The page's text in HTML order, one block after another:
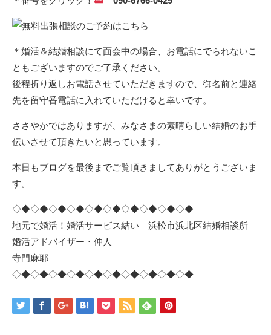
＊婚活＆結婚相談にて面会中の場合、お電話にでられないこ
ともございますのでご了承ください。
後程折り返しお電話させていただきますので、御名前と連絡
先を留守番電話に入れていただけると幸いです。
ささやかではありますが、みなさまの素晴らしい結婚のお手
伝いさせて頂きたいと思っています。
本日もブログを最後までご覧頂きましてありがとうございま
す。
◇◆◇◆◇◆◇◆◇◆◇◆◇◆◇◆◇◆◇◆
地元で婚活！婚活サービス結い 浜松市浜北区結婚相談所
婚活アドバイザー・仲人
寺門麻耶
◇◆◇◆◇◆◇◆◇◆◇◆◇◆◇◆◇◆◇◆